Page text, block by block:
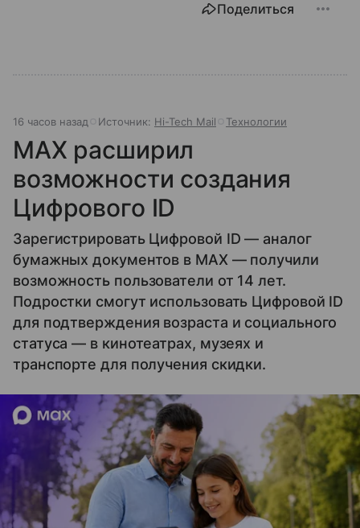
Поделиться
16 часов назад Источник: Hi-Tech Mail Технологии
MAX расширил
возможности создания
Цифрового ID
Зарегистрировать Цифровой ID — аналог
бумажных документов в MAX — получили
возможность пользователи от 14 лет.
Подростки смогут использовать Цифровой ID
для подтверждения возраста и социального
статуса — в кинотеатрах, музеях и
транспорте для получения скидки.